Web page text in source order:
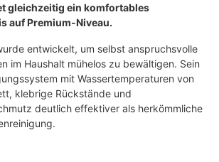
gleichzeitig ein komfortables
auf Premium-Niveau.
entwickelt, um selbst anspruchsvolle
im Haushalt mühelos zu bewältigen. Sein
mit Wassertemperaturen von
klebrige Rückstände und
deutlich effektiver als herkömmliche